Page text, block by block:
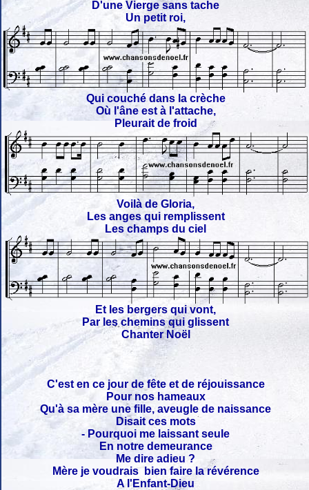
D'une Vierge sans tache
Un petit roi,
Qui couché dans la crèche
Où l'âne est à l'attache,
Pleurait de froid
Voilà de Gloria,
Les anges qui remplissent
Les champs du ciel
Et les bergers qui vont,
Par les chemins qui glissent
Chanter Noël
C'est en ce jour de fête et de réjouissance
Pour nos hameaux
Qu'à sa mère une fille, aveugle de naissance
Disait ces mots
- Pourquoi me laissant seule
En notre demeurance
Me dire adieu ?
Mère je voudrais bien faire la révérence
A l'Enfant-Dieu